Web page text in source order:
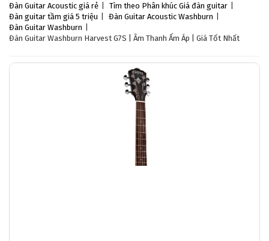
Đàn Guitar Acoustic giá rẻ
Tìm theo Phân khúc Giá đàn guitar
Đàn guitar tầm giá 5 triệu
Đàn Guitar Acoustic Washburn
Đàn Guitar Washburn
Đàn Guitar Washburn Harvest G7S | Âm Thanh Ấm Áp | Giá Tốt Nhất